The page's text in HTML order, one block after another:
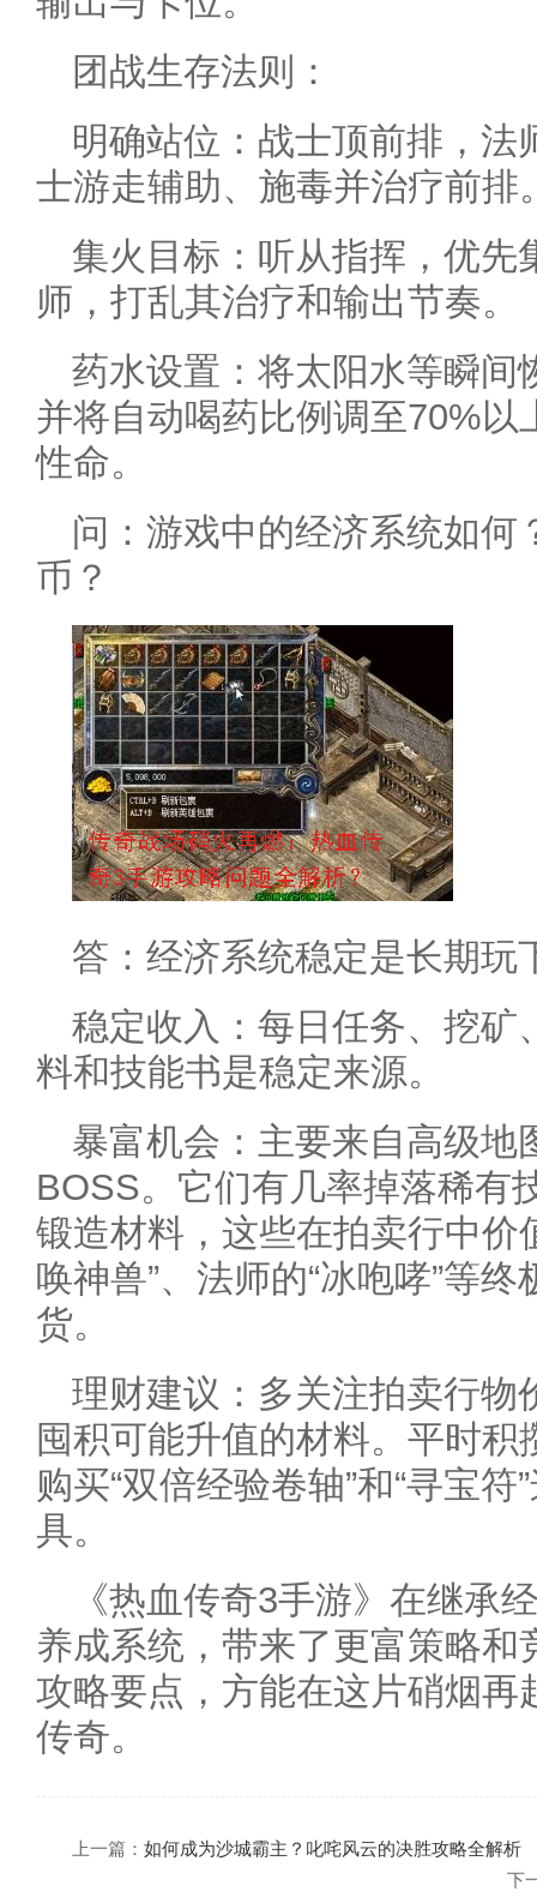
团战生存法则：
明确站位：战士顶前排，法
士游走辅助、施毒并治疗前排
集火目标：听从指挥，优先
师，打乱其治疗和输出节奏。
药水设置：将太阳水等瞬间
并将自动喝药比例调至70%以
性命。
问：游戏中的经济系统如何
币？
答：经济系统稳定是长期玩
稳定收入：每日任务、挖矿
料和技能书是稳定来源。
暴富机会：主要来自高级地
BOSS。它们有几率掉落稀有
锻造材料，这些在拍卖行中价
唤神兽”、法师的“冰咆哮”等
货。
理财建议：多关注拍卖行物
囤积可能升值的材料。平时
购买“双倍经验卷轴”和“寻宝
具。
《热血传奇3手游》在继承
养成系统，带来了更富策略和
攻略要点，方能在这片硝烟再
传奇。
上一篇： 如何成为沙城霸主？叱咤风云的决胜攻略全解析
下